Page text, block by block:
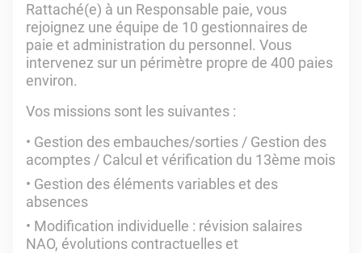
Rattaché(e) à un Responsable paie, vous
rejoignez une équipe de 10 gestionnaires de
paie et administration du personnel. Vous
intervenez sur un périmètre propre de 400 paies
environ.
Vos missions sont les suivantes :
Gestion des embauches/sorties / Gestion des
acomptes / Calcul et vérification du 13ème mois
Gestion des éléments variables et des
absences
Modification individuelle : révision salaires
NAO, évolutions contractuelles et